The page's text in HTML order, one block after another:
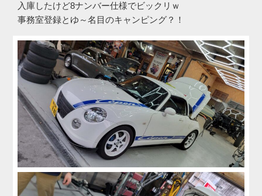
入庫したけど8ナンバー仕様でビックリｗ
事務室登録とゆ～名目のキャンピング？！